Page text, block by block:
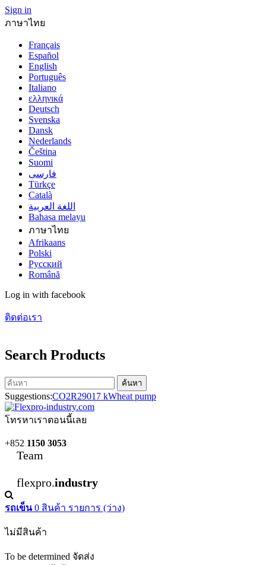
Sign in
ภาษาไทย
Français
Español
English
Português
Italiano
ελληνικά
Deutsch
Svenska
Dansk
Nederlands
Čeština
Suomi
فارسى
Türkçe
Català
اللغة العربية
Bahasa melayu
ภาษาไทย
Afrikaans
Polski
Русский
Română
Log in with facebook
ติดต่อเรา
Search Products
ค้นหา
Suggestions:CO2R29017 kWheat pump
โทรหาเราตอนนี้เลย
+852 1150 3053
Team
flexpro.industry
รถเข็น 0 สินค้า รายการ (ว่าง)
ไม่มีสินค้า
To be determined จัดส่ง